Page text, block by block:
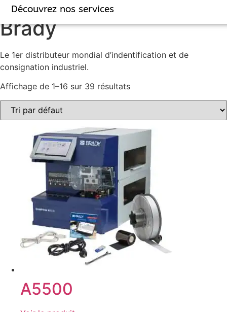
Découvrez nos services
Accueil/ Brady
Brady
Le 1er distributeur mondial d’indentification et de
consignation industriel.
Affichage de 1–16 sur 39 résultats
A5500